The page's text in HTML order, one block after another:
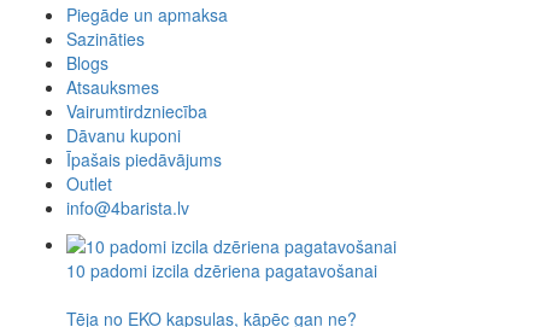
PUQ
SEALPOD
Staresso
Superkop